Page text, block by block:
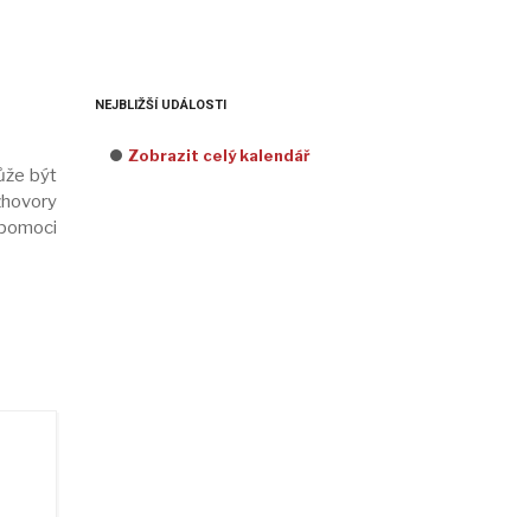
být
NEJBLIŽŠÍ UDÁLOSTI
Zobrazit celý kalendář